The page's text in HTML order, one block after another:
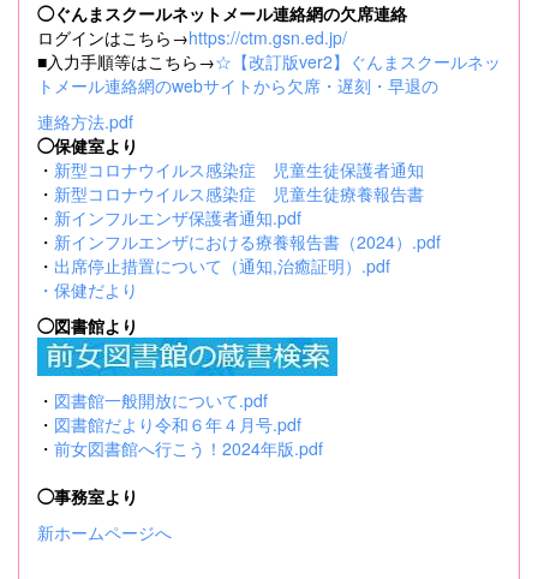
◯ぐんまスクールネットメール連絡網の欠席連絡
ログインはこちら→https://ctm.gsn.ed.jp/
■入力手順等はこちら→☆【改訂版ver2】ぐんまスクールネッ
トメール連絡網のwebサイトから欠席・遅刻・早退の
連絡方法.pdf
◯保健室より
・ 新型コロナウイルス感染症 児童生徒保護者通知
・ 新型コロナウイルス感染症 児童生徒療養報告書
・ 新インフルエンザ保護者通知.pdf
・ 新インフルエンザにおける療養報告書（2024）.pdf
・ 出席停止措置について（通知,治癒証明）.pdf
・ 保健だより
◯図書館より
・ 図書館一般開放について.pdf
・ 図書館だより令和６年４月号.pdf
・ 前女図書館へ行こう！2024年版.pdf
◯事務室より
新ホームページへ